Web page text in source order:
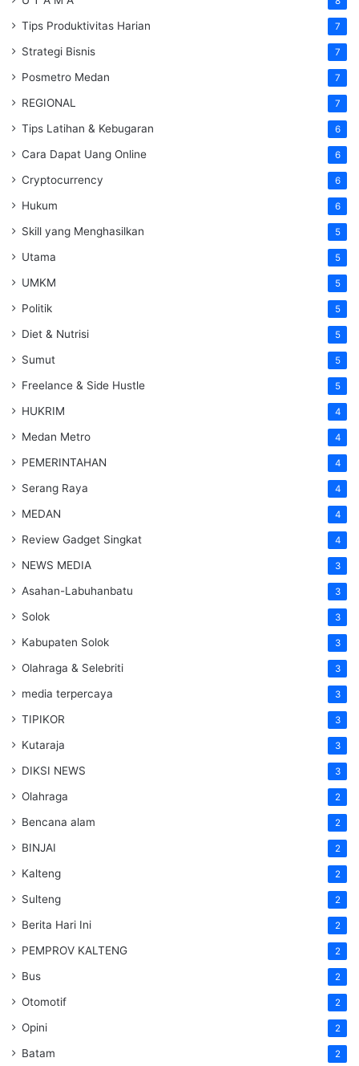
Tips Produktivitas Harian 7
Strategi Bisnis 7
Posmetro Medan 7
REGIONAL 7
Tips Latihan & Kebugaran 6
Cara Dapat Uang Online 6
Cryptocurrency 6
Hukum 6
Skill yang Menghasilkan 5
Utama 5
UMKM 5
Politik 5
Diet & Nutrisi 5
Sumut 5
Freelance & Side Hustle 5
HUKRIM 4
Medan Metro 4
PEMERINTAHAN 4
Serang Raya 4
MEDAN 4
Review Gadget Singkat 4
NEWS MEDIA 3
Asahan-Labuhanbatu 3
Solok 3
Kabupaten Solok 3
Olahraga & Selebriti 3
media terpercaya 3
TIPIKOR 3
Kutaraja 3
DIKSI NEWS 3
Olahraga 2
Bencana alam 2
BINJAI 2
Kalteng 2
Sulteng 2
Berita Hari Ini 2
PEMPROV KALTENG 2
Bus 2
Otomotif 2
Opini 2
Batam 2